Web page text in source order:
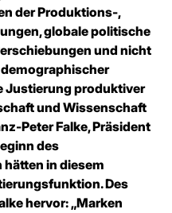
der Produktions-,
globale politische
und nicht
Justierung produktiver
und Wissenschaft
Peter Falke, Präsident
des
in diesem
Des
hervor: „Marken